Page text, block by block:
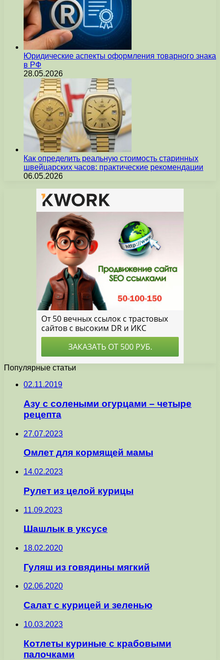
Юридические аспекты оформления товарного знака
в РФ
28.05.2026
Как определить реальную стоимость старинных
швейцарских часов: практические рекомендации
06.05.2026
Популярные статьи
02.11.2019
Азу с солеными огурцами – четыре
рецепта
27.07.2023
Омлет для кормящей мамы
14.02.2023
Рулет из целой курицы
11.09.2023
Шашлык в уксусе
18.02.2020
Гуляш из говядины мягкий
02.06.2020
Салат с курицей и зеленью
10.03.2023
Котлеты куриные с крабовыми
палочками